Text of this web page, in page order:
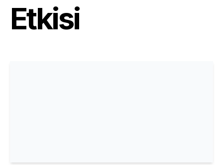
Etkisi